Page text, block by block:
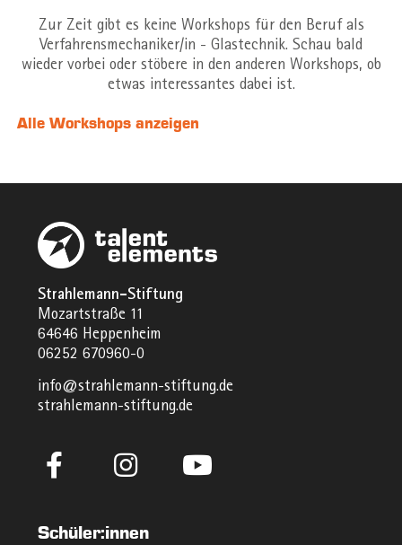
Zur Zeit gibt es keine Workshops für den Beruf als
Verfahrensmechaniker/in - Glastechnik. Schau bald
wieder vorbei oder stöbere in den anderen Workshops, ob
etwas interessantes dabei ist.
Alle Workshops anzeigen
Strahlemann-Stiftung
Mozartstraße 11
64646 Heppenheim
06252 670960-0
info@strahlemann-stiftung.de
strahlemann-stiftung.de
Schüler:innen